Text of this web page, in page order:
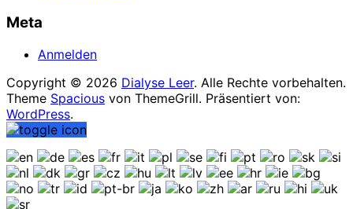
Meta
Anmelden
Copyright © 2026 Dialyse Leer. Alle Rechte vorbehalten.
Theme Spacious von ThemeGrill. Präsentiert von:
WordPress.